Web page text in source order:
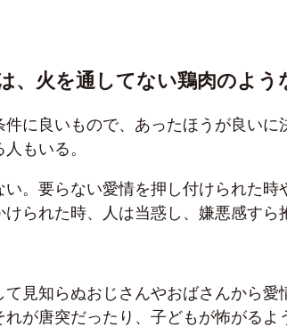
、火を通してない鶏肉のよう
に良いもので、あったほうが良いに
もいる。
。要らない愛情を押し付けられた時
られた時、人は当惑し、嫌悪感すら
見知らぬおじさんやおばさんから愛
が唐突だったり、子どもが怖がるよ